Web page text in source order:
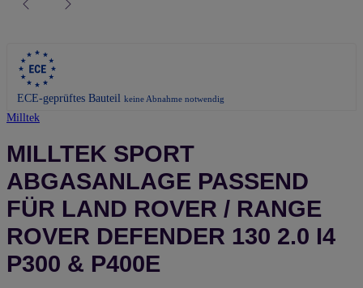
ECE-geprüftes Bauteil keine Abnahme notwendig
Milltek
MILLTEK SPORT
ABGASANLAGE PASSEND
FÜR LAND ROVER / RANGE
ROVER DEFENDER 130 2.0 I4
P300 & P400E